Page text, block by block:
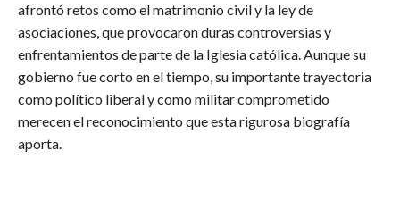
afrontó retos como el matrimonio civil y la ley de
asociaciones, que provocaron duras controversias y
enfrentamientos de parte de la Iglesia católica. Aunque su
gobierno fue corto en el tiempo, su importante trayectoria
como político liberal y como militar comprometido
merecen el reconocimiento que esta rigurosa biografía
aporta.